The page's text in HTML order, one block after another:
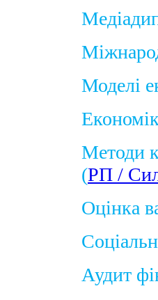
Моделі
Методи
(РП /
Оцінка
Аудит